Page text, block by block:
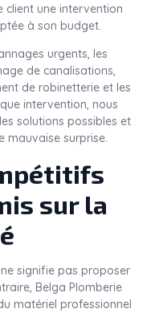
client une intervention
à son budget.
urgents, les
de canalisations,
de robinetterie et les
intervention, nous
solutions possibles et
mauvaise surprise.
sur la
ne signifie pas proposer
Belga Plomberie
matériel professionnel